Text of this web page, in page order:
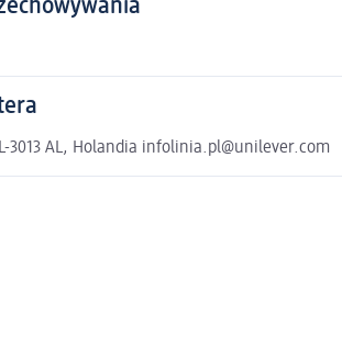
3013 AL, Holandia infolinia.pl@unilever.com